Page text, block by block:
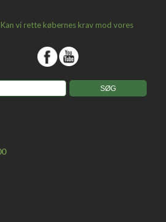
Kan vi rette købernes krav mod vores
​